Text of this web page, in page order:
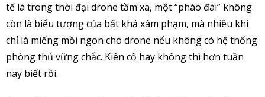
tế là trong thời đại drone tầm xa, một “pháo đài” không
còn là biểu tượng của bất khả xâm phạm, mà nhiều khi
chỉ là miếng mồi ngon cho drone nếu không có hệ thống
phòng thủ vững chắc. Kiên cố hay không thì hơn tuần
nay biết rồi.